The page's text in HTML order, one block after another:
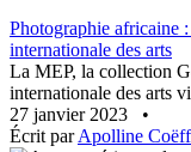
Photographie africaine
internationale des arts
La MEP, la collection
internationale des arts
27 janvier 2023
•
Écrit parApolline